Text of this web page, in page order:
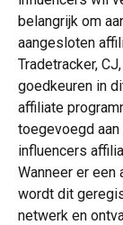
belangrijk om
aangesloten
Tradetracker,
goedkeuren in
affiliate
toegevoegd
influencers
Wanneer er een
wordt dit
netwerk en